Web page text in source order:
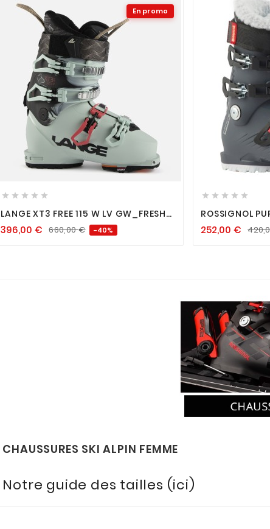
En promo
   
    
LANGE XT3 FREE 115 W LV GW_FRESH
396,00€ 660,00€ -40%

    
ROSSIGNOL
252,00€
CHAUSSURES SKI ALPIN FEMME
Notre guide des tailles (ici)